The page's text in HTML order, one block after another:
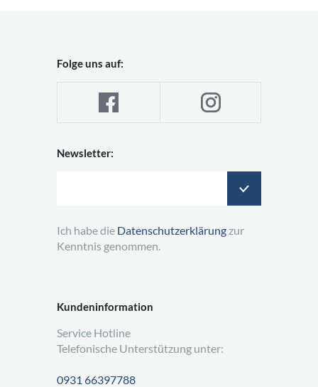
Kundeninformation
Service Hotline
Telefonische Unterstützung unter:
0931 66397788
Folge uns auf:
Newsletter:
Ich habe die Datenschutzerklärung zur
Kenntnis genommen.